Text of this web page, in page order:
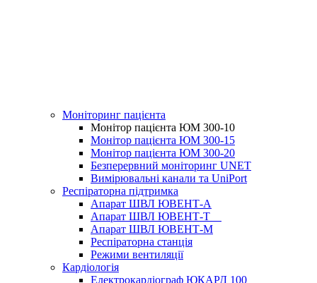
Моніторинг пацієнта
Монітор пацієнта ЮМ 300-10
Монітор пацієнта ЮМ 300-15
Монітор пацієнта ЮМ 300-20
Безперервний моніторинг UNET
Вимірювальні канали та UniPort
Респіраторна підтримка
Апарат ШВЛ ЮВЕНТ-А
Апарат ШВЛ ЮВЕНТ‑Т
Апарат ШВЛ ЮВЕНТ-М
Респіраторна станція
Режими вентиляції
Кардіологія
Електрокардіограф ЮКАРД 100